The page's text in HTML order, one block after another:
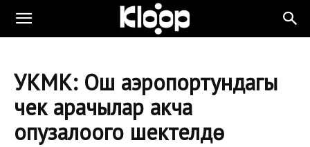
УКМК: Ош аэропортундагы
чек арачылар акча
опузалоого шектелүүдө